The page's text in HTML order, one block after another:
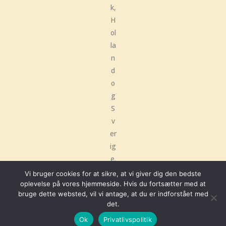
k,
H
ol
la
n
d
o
g
S
v
er
ig
e.
Copyright © 2026 Frøken Kindrød | Hjemmeside udviklet afHellodigital
Vi bruger cookies for at sikre, at vi giver dig den bedste
oplevelse på vores hjemmeside. Hvis du fortsætter med at
bruge dette websted, vil vi antage, at du er indforstået med
det.
Ok
Privatlivspolitik